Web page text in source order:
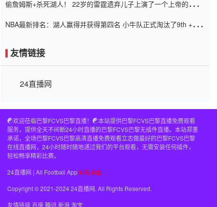
偷詹姆斯+杀死湖人！ 22岁的雷霆遗弃儿子上演了一个上帝的剧
NBA最新排名：湖人赢得并获得第四名 小牛队正式淘汰了9th + 76
友情链接
24直播网
☯️欢迎莅临巴黎FCVS巴黎直播！☯️本站提供巴黎FCVS巴黎直播免费观看
服务，提供全天不间断24小时直播的巴黎FCVS巴黎无插件直播。本站郑重
承诺，全场巴黎FCVS巴黎高清直播免费观看立志做最好的巴黎FCVS巴黎
在线直播网，24小时随时随地通过我们的平台观看，无需安装任何插件，
轻松畅享精彩比赛。
24直播网 | All Football App 网站地图
Copyright © 2021-2024 24直播网. All Rights Reserved.
友情链接百度腾讯新浪 淘宝